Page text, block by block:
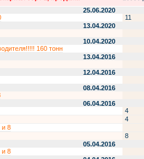
25.06.2020
11
13.04.2020
10.04.2020
160 тонн
13.04.2016
12.04.2016
08.04.2016
06.04.2016
4
4
и 8
8
05.04.2016
и 8